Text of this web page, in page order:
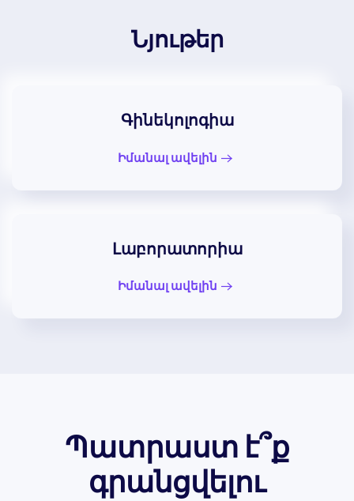
Նյութեր
Գինեկոլոգիա
Իմանալ ավելին
Լաբորատորիա
Իմանալ ավելին
Պատրաստ է՞ք
գրանցվելու